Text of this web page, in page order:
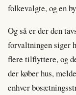
folkevalgte, og en
Og så er der den
forvaltningen siger
flere tilflyttere, og
der køber hus,
enhver